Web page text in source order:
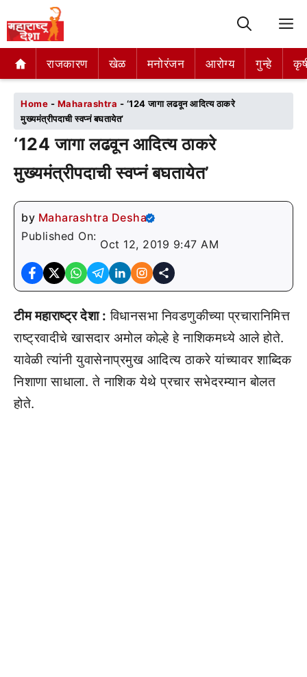
राजकारण खेळ मनोरंजन आरोग्य गुन्हे
राजकारण खेळ मनोरंजन आरोग्य गुन्हे
Home - Maharashtra - ‘124 जागा लढवून आदित्य ठाकरे
मुख्यमंत्रीपदाची स्वप्नं बघतायेत’
‘124 जागा लढवून आदित्य ठाकरे
मुख्यमंत्रीपदाची स्वप्नं बघतायेत’
by Maharashtra Desha
Published On:
Oct 12, 2019 9:47 AM
टीम महाराष्ट्र देशा : विधानसभा निवडणुकीच्या प्रचारानिमित्त
राष्ट्रवादीचे खासदार अमोल कोल्हे हे नाशिकमध्ये आले होते.
यावेळी त्यांनी युवासेनाप्रमुख आदित्य ठाकरे यांच्यावर शाब्दिक
निशाणा साधाला. ते नाशिक येथे प्रचार सभेदरम्यान बोलत
होते.